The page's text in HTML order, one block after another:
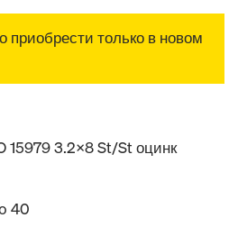
приобрести только в новом
15979 3.2x8 St/St оцинк
40